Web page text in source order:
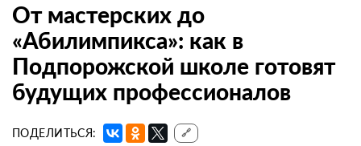
От мастерских до
«Абилимпикса»: как в
Подпорожской школе готовят
будущих профессионалов
ПОДЕЛИТЬСЯ: 🔗